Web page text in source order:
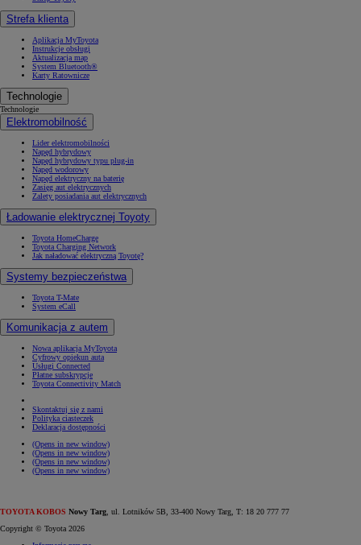
Strefa klienta
Aplikacja MyToyota
Instrukcje obsługi
Aktualizacja map
System Bluetooth®
Karty Ratownicze
Technologie
Technologie
Elektromobilność
Lider elektromobilności
Napęd hybrydowy
Napęd hybrydowy typu plug-in
Napęd wodorowy
Napęd elektryczny na baterię
Zasięg aut elektrycznych
Zalety posiadania aut elektrycznych
Ładowanie elektrycznej Toyoty
Toyota HomeCharge
Toyota Charging Network
Jak naładować elektryczną Toyotę?
Systemy bezpieczeństwa
Toyota T-Mate
System eCall
Komunikacja z autem
Nowa aplikacja MyToyota
Cyfrowy opiekun auta
Usługi Connected
Płatne subskrypcje
Toyota Connectivity Match
Skontaktuj się z nami
Polityka ciasteczek
Deklaracja dostępności
(Opens in new window)
(Opens in new window)
(Opens in new window)
(Opens in new window)
TOYOTA KOBOS Nowy Targ , ul. Lotników 5B, 33-400 Nowy Targ, T: 18 20 777 77
Copyright © Toyota 2026